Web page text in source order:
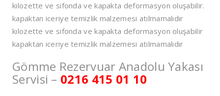
kılozette ve sifonda ve kapakta deformasyon oluşabilir.
kapaktan iceriye temizlik malzemesi atılmamalıdır
kılozette ve sifonda ve kapakta deformasyon oluşabilir
kapaktan iceriye temizlik malzemesi atılmamalıdır
Gömme Rezervuar Anadolu Yakası
Servisi – 0216 415 01 10